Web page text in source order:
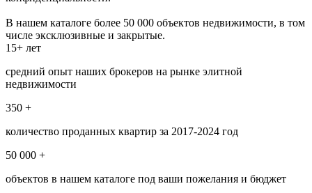
В нашем каталоге более 50 000 объектов недвижимости, в том
числе эксклюзивные и закрытые.
15+ лет
средний опыт наших брокеров на рынке элитной
недвижимости
350 +
количество проданных квартир за 2017-2024 год
50 000 +
объектов в нашем каталоге под ваши пожелания и бюджет